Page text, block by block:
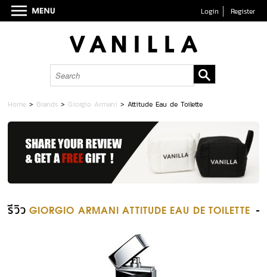
Login Register
Home > Brands > Giorgio Armani >Attitude Eau de Toilette
รีวิว GIORGIO ARMANI ATTITUDE EAU DE TOILETTE